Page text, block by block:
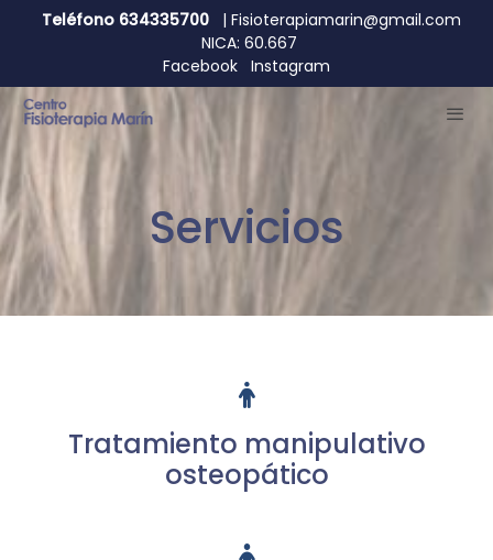
Teléfono 634335700| Fisioterapiamarin@gmail.com
NICA: 60.667
Facebook Instagram
Servicios
Tratamiento manipulativo
osteopático